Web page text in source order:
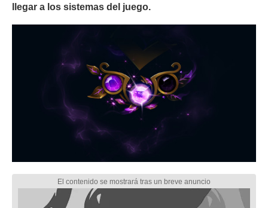
llegar a los sistemas del juego.